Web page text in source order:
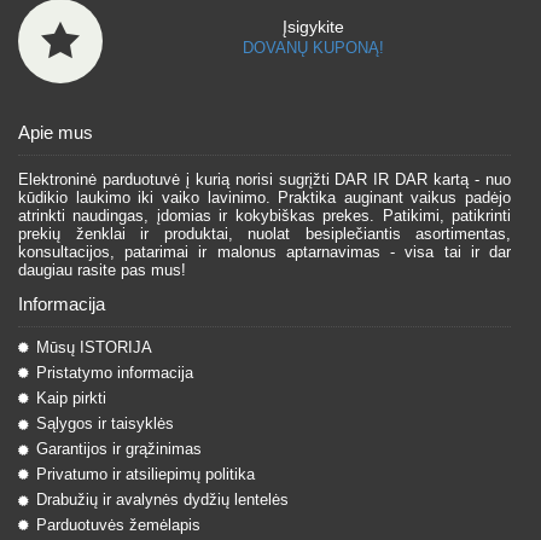
Įsigykite
DOVANŲ KUPONĄ!
Apie mus
Elektroninė parduotuvė į kurią norisi sugrįžti DAR IR DAR kartą - nuo
kūdikio laukimo iki vaiko lavinimo. Praktika auginant vaikus padėjo
atrinkti naudingas, įdomias ir kokybiškas prekes. Patikimi, patikrinti
prekių ženklai ir produktai, nuolat besiplečiantis asortimentas,
konsultacijos, patarimai ir malonus aptarnavimas - visa tai ir dar
daugiau rasite pas mus!
Informacija
Mūsų ISTORIJA
Pristatymo informacija
Kaip pirkti
Sąlygos ir taisyklės
Garantijos ir grąžinimas
Privatumo ir atsiliepimų politika
Drabužių ir avalynės dydžių lentelės
Parduotuvės žemėlapis